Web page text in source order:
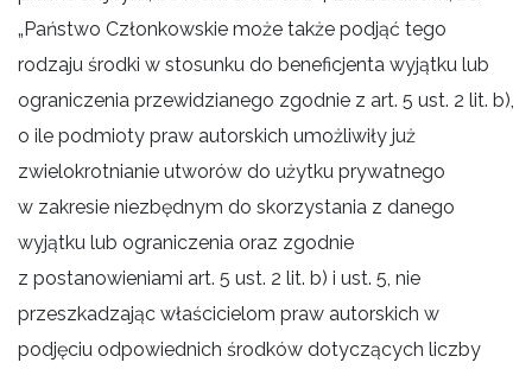
„Państwo Członkowskie może także podjąć tego
rodzaju środki w stosunku do beneficjenta wyjątku lub
ograniczenia przewidzianego zgodnie z art. 5 ust. 2 lit. b),
o ile podmioty praw autorskich umożliwiły już
zwielokrotnianie utworów do użytku prywatnego
w zakresie niezbędnym do skorzystania z danego
wyjątku lub ograniczenia oraz zgodnie
z postanowieniami art. 5 ust. 2 lit. b) i ust. 5, nie
przeszkadzając właścicielom praw autorskich w
podjęciu odpowiednich środków dotyczących liczby